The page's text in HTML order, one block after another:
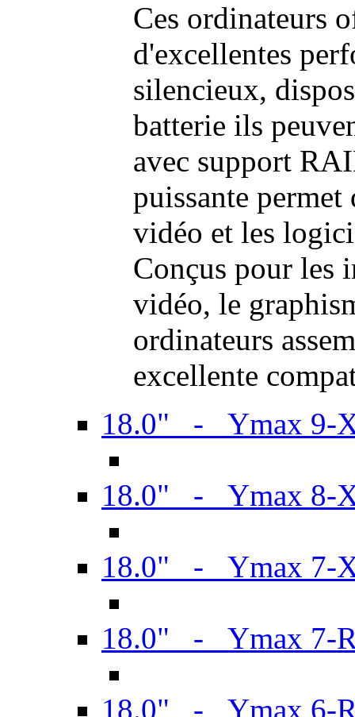
Ces ordinateurs
d'excellentes
silencieux,
batterie ils
avec support
puissante permet
vidéo et les
Conçus pour les
vidéo, le
ordinateurs
excellente
18.0" - Ymax 9-
18.0" - Ymax 8-
18.0" - Ymax 7-
18.0" - Ymax 7-
18.0" - Ymax 6-